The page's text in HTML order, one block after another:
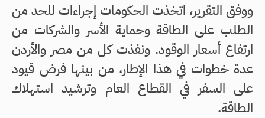
ووفق التقرير، اتخذت الحكومات إجراءات للحد من
الطلب على الطاقة وحماية الأسر والشركات من
ارتفاع أسعار الوقود. ونفذت كل من مصر والأردن
عدة خطوات في هذا الإطار، من بينها فرض قيود
على السفر في القطاع العام وترشيد استهلاك
الطاقة.